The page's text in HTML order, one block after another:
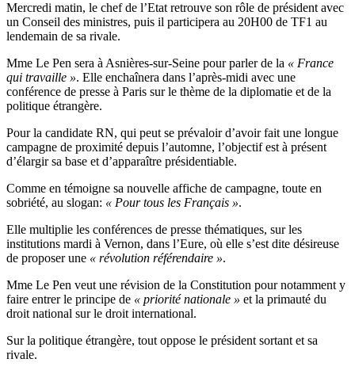
Mercredi matin, le chef de l’Etat retrouve son rôle de président avec
un Conseil des ministres, puis il participera au 20H00 de TF1 au
lendemain de sa rivale.
Mme Le Pen sera à Asnières-sur-Seine pour parler de la « France
qui travaille ». Elle enchaînera dans l’après-midi avec une
conférence de presse à Paris sur le thème de la diplomatie et de la
politique étrangère.
Pour la candidate RN, qui peut se prévaloir d’avoir fait une longue
campagne de proximité depuis l’automne, l’objectif est à présent
d’élargir sa base et d’apparaître présidentiable.
Comme en témoigne sa nouvelle affiche de campagne, toute en
sobriété, au slogan: « Pour tous les Français ».
Elle multiplie les conférences de presse thématiques, sur les
institutions mardi à Vernon, dans l’Eure, où elle s’est dite désireuse
de proposer une « révolution référendaire ».
Mme Le Pen veut une révision de la Constitution pour notamment y
faire entrer le principe de « priorité nationale » et la primauté du
droit national sur le droit international.
Sur la politique étrangère, tout oppose le président sortant et sa
rivale.